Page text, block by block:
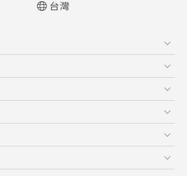
English - User manual
台灣